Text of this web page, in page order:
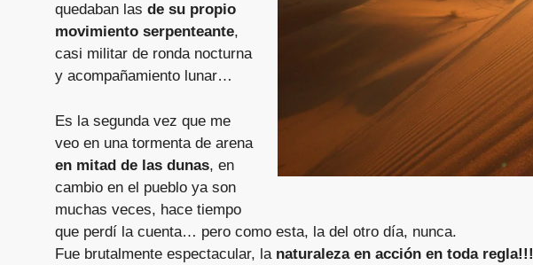
quedaban las de su propio
movimiento serpenteante,
casi militar de ronda nocturna
y acompañamiento lunar…
Es la segunda vez que me
veo en una tormenta de arena
en mitad de las dunas, en
cambio en el pueblo ya son
muchas veces, hace tiempo
que perdí la cuenta… pero como esta, la del otro día, nunca.
Fue brutalmente espectacular, la naturaleza en acción en toda regla!!!